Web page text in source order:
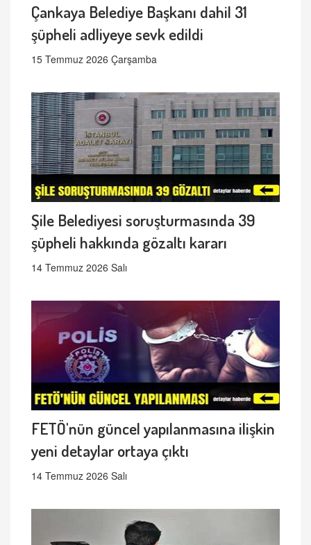
Çankaya Belediye Başkanı dahil 31
şüpheli adliyeye sevk edildi
15 Temmuz 2026 Çarşamba
Şile Belediyesi soruşturmasında 39
şüpheli hakkında gözaltı kararı
14 Temmuz 2026 Salı
FETÖ'nün güncel yapılanmasına ilişkin
yeni detaylar ortaya çıktı
14 Temmuz 2026 Salı